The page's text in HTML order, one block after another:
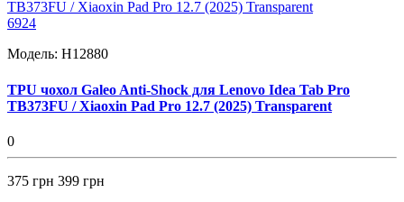
6924
Модель: H12880
TPU чохол Galeo Anti-Shock для Lenovo Idea Tab Pro
TB373FU / Xiaoxin Pad Pro 12.7 (2025) Transparent
0
375 грн 399 грн